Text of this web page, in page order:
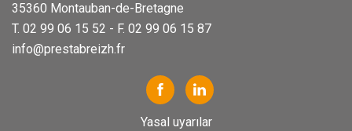
35360 Montauban-de-Bretagne
T. 02 99 06 15 52 - F. 02 99 06 15 87
info@prestabreizh.fr
Yasal uyarılar